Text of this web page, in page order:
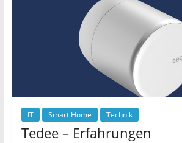
IT Smart Home Technik
Tedee – Erfahrungen